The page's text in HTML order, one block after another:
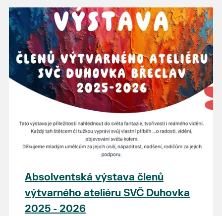
Absolventská výstava členů
výtvarného ateliéru SVČ Duhovka
2025 - 2026